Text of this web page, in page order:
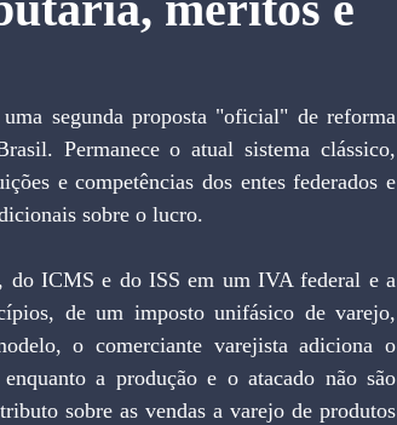
segunda proposta "oficial" de reforma
Permanece o atual sistema clássico,
e competências dos entes federados e
sobre o lucro.
do ICMS e do ISS em um IVA federal e a
de um imposto unifásico de varejo,
o comerciante varejista adiciona o
a produção e o atacado não são
sobre as vendas a varejo de produtos